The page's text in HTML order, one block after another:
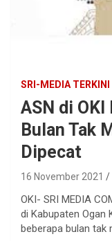
SRI-MEDIA TERKINI
ASN di
Bulan Tak
Dipecat
16 November 2021
OKI- SRI MEDIA
di Kabupaten Ogan
beberapa bulan tak